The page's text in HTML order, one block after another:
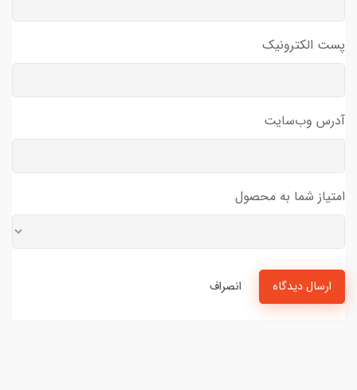
پست الکترونیک
آدرس وب‌سایت
امتیاز شما به محصول
ارسال دیدگاه انصراف